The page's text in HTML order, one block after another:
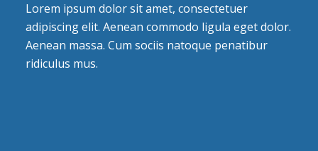
Lorem ipsum dolor sit amet, consectetuer
adipiscing elit. Aenean commodo ligula eget dolor.
Aenean massa. Cum sociis natoque penatibur
ridiculus mus.